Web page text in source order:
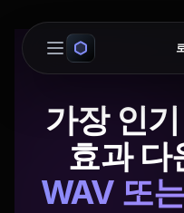
Open main menu
가장 인
효과 다
WAV 또